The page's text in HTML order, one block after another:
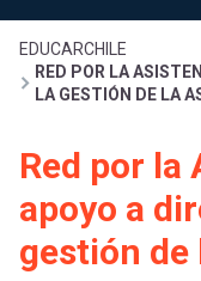
Menú
entrar
a
Expand
Gestión
curricular
Comunidad
Exploración
Expand
de
EDUCARCHILE
RED POR LA
LA GESTIÓN DE LA
Red por la
apoyo a
gestión de